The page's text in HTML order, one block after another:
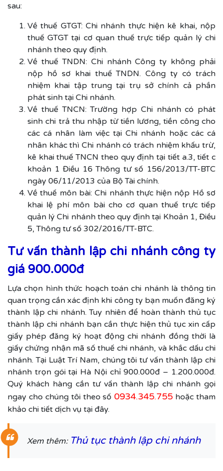
sau:
Về thuế GTGT: Chi nhánh thực hiện kê khai, nộp
thuế GTGT tại cơ quan thuế trực tiếp quản lý chi
nhánh theo quy định.
Về thuế TNDN: Chi nhánh Công ty không phải
nộp hồ sơ khai thuế TNDN. Công ty có trách
nhiệm khai tập trung tại trụ sở chính cả phần
phát sinh tại Chi nhánh.
Về thuế TNCN: Trường hợp Chi nhánh có phát
sinh chi trả thu nhập từ tiền lương, tiền công cho
các cá nhân làm việc tại Chi nhánh hoặc các cá
nhân khác thì Chi nhánh có trách nhiệm khấu trừ,
kê khai thuế TNCN theo quy định tại tiết a.3, tiết c
khoản 1 Điều 16 Thông tư số 156/2013/TT-BTC
ngày 06/11/2013 của Bộ Tài chính.
Về thuế môn bài: Chi nhánh thực hiện nộp Hồ sơ
khai lệ phí môn bài cho cơ quan thuế trực tiếp
quản lý Chi nhánh theo quy định tại Khoản 1, Điều
5, Thông tư số 302/2016/TT-BTC.
Tư vấn thành lập chi nhánh công ty
giá 900.000đ
Lựa chọn hình thức hoạch toán chi nhánh là thông tin
quan trọng cần xác định khi công ty bạn muốn đăng ký
thành lập chi nhánh. Tuy nhiên để hoàn thành thủ tục
thành lập chi nhánh bạn cần thực hiện thủ tục xin cấp
giấy phép đăng ký hoạt động chi nhánh đồng thời là
giấy chứng nhận mã số thuế chi nhánh, và khắc dấu chi
nhánh. Tại Luật Trí Nam, chúng tôi tư vấn thành lập chi
nhánh trọn gói tại Hà Nội chỉ 900.000đ – 1.200.000đ.
Quý khách hàng cần tư vấn thành lập chi nhánh gọi
ngay cho chúng tôi theo số 0934.345.755 hoặc tham
khảo chi tiết dịch vụ tại đây.
Xem thêm: Thủ tục thành lập chi nhánh